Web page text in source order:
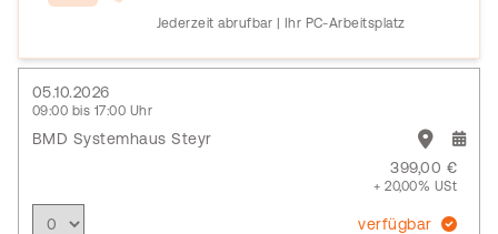
Jederzeit abrufbar | Ihr PC-Arbeitsplatz
05.10.2026
09:00 bis 17:00 Uhr
BMD Systemhaus Steyr
399,00 €
+ 20,00% USt
verfügbar